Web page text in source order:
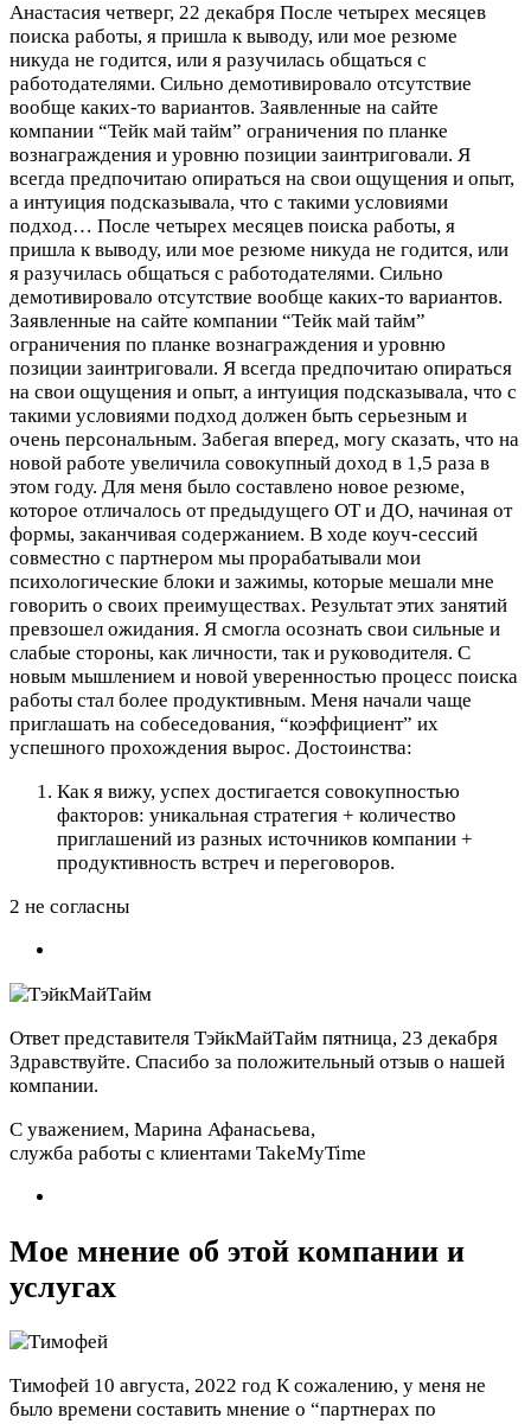
Анастасия четверг, 22 декабря После четырех месяцев
поиска работы, я пришла к выводу, или мое резюме
никуда не годится, или я разучилась общаться с
работодателями. Сильно демотивировало отсутствие
вообще каких-то вариантов. Заявленные на сайте
компании “Тейк май тайм” ограничения по планке
вознаграждения и уровню позиции заинтриговали. Я
всегда предпочитаю опираться на свои ощущения и опыт,
а интуиция подсказывала, что с такими условиями
подход… После четырех месяцев поиска работы, я
пришла к выводу, или мое резюме никуда не годится, или
я разучилась общаться с работодателями. Сильно
демотивировало отсутствие вообще каких-то вариантов.
Заявленные на сайте компании “Тейк май тайм”
ограничения по планке вознаграждения и уровню
позиции заинтриговали. Я всегда предпочитаю опираться
на свои ощущения и опыт, а интуиция подсказывала, что с
такими условиями подход должен быть серьезным и
очень персональным. Забегая вперед, могу сказать, что на
новой работе увеличила совокупный доход в 1,5 раза в
этом году. Для меня было составлено новое резюме,
которое отличалось от предыдущего ОТ и ДО, начиная от
формы, заканчивая содержанием. В ходе коуч-сессий
совместно с партнером мы прорабатывали мои
психологические блоки и зажимы, которые мешали мне
говорить о своих преимуществах. Результат этих занятий
превзошел ожидания. Я смогла осознать свои сильные и
слабые стороны, как личности, так и руководителя. С
новым мышлением и новой уверенностью процесс поиска
работы стал более продуктивным. Меня начали чаще
приглашать на собеседования, “коэффициент” их
успешного прохождения вырос. Достоинства:
Как я вижу, успех достигается совокупностью
факторов: уникальная стратегия + количество
приглашений из разных источников компании +
продуктивность встреч и переговоров.
2 не согласны
Ответ представителя ТэйкМайТайм пятница, 23 декабря
Здравствуйте. Спасибо за положительный отзыв о нашей
компании.
С уважением, Марина Афанасьева,
служба работы с клиентами TakeMyTime
Мое мнение об этой компании и
услугах
Тимофей 10 августа, 2022 год К сожалению, у меня не
было времени составить мнение о “партнерах по